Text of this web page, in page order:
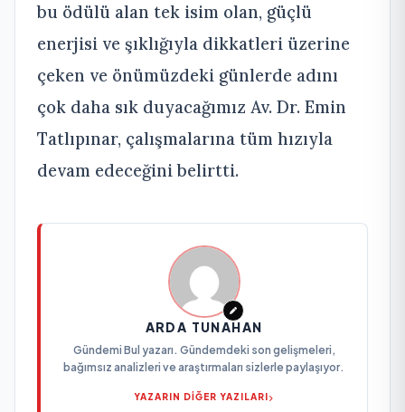
bu ödülü alan tek isim olan, güçlü
enerjisi ve şıklığıyla dikkatleri üzerine
çeken ve önümüzdeki günlerde adını
çok daha sık duyacağımız Av. Dr. Emin
Tatlıpınar, çalışmalarına tüm hızıyla
devam edeceğini belirtti.
ARDA TUNAHAN
Gündemi Bul yazarı. Gündemdeki son gelişmeleri,
bağımsız analizleri ve araştırmaları sizlerle paylaşıyor.
YAZARIN DİĞER YAZILARI